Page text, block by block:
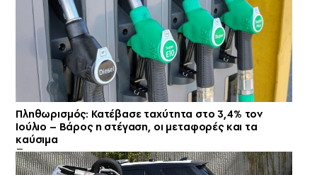
Πληθωρισμός: Κατέβασε ταχύτητα στο 3,4% τον
Ιούλιο – Βάρος η στέγαση, οι μεταφορές και τα
καύσιμα